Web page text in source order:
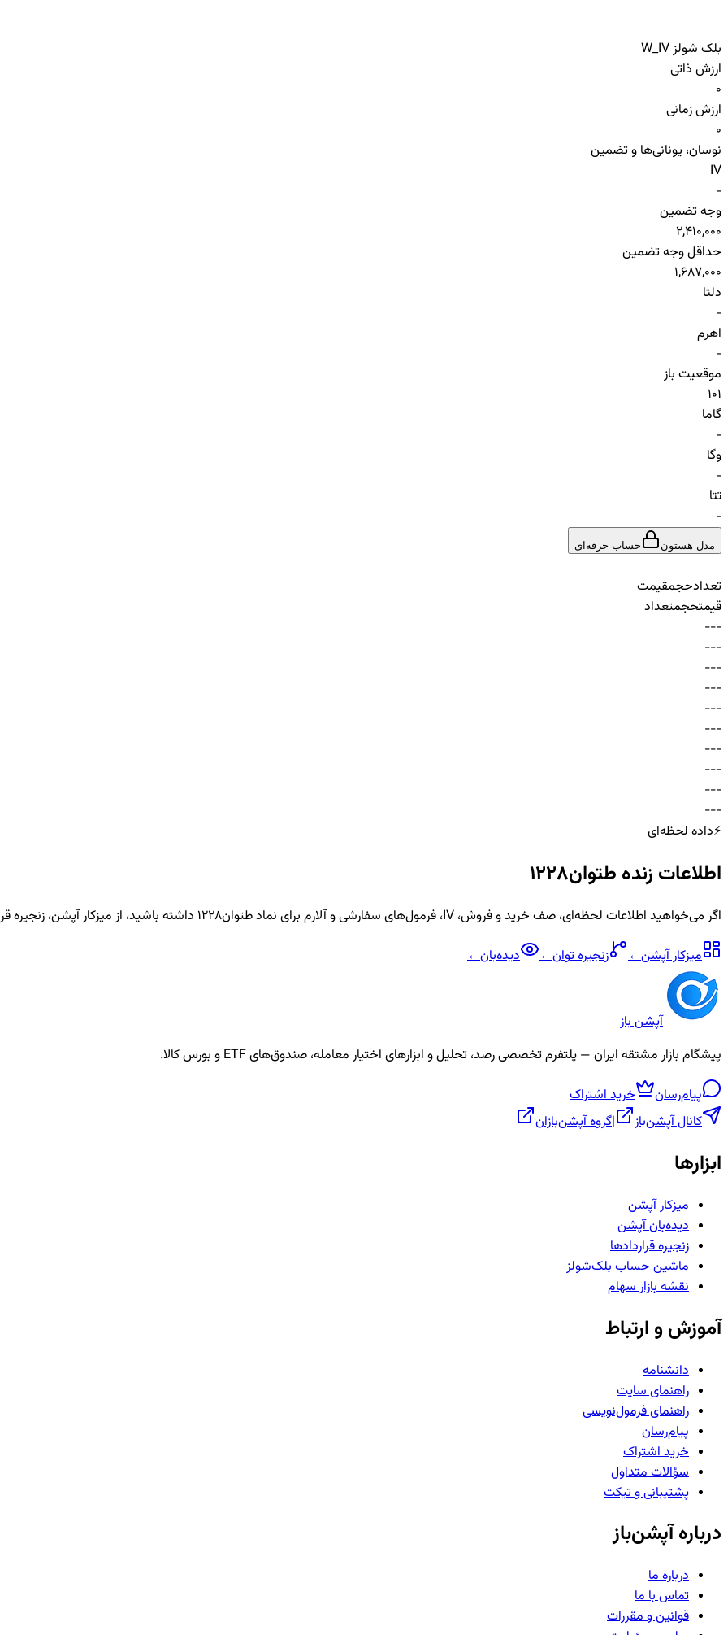
بلک شولز W_IV
ارزش ذاتی
0
ارزش زمانی
0
نوسان، یونانی‌ها و تضمین
IV
-
وجه تضمین
2,410,000
حداقل وجه تضمین
1,687,000
دلتا
-
اهرم
-
موقعیت باز
101
گاما
-
وگا
-
تتا
-
مدل هستون حساب حرفه‌ای
تعدادحجمقیمت
قیمتحجمتعداد
-
-
-
-
-
-
-
-
-
-
-
-
-
-
-
-
-
-
-
-
-
-
-
-
-
-
-
-
-
-
⚡داده لحظه‌ای
اطلاعات زنده طتوان1228
اگر می‌خواهید اطلاعات لحظه‌ای، صف خرید و فروش، IV، فرمول‌های سفارشی و آلارم برای نماد طتوان1228
داشته باشید، از میزکار آپشن، زنجیره
میزکار آپشن← زنجیرهتوان← دیده‌بان←
آپشن باز
پیشگام بازار مشتقه ایران — پلتفرم تخصصی رصد، تحلیل و ابزارهای اختیار معامله، صندوق‌های ETF و بورس کالا.
پیام‌رسان
خرید اشتراک
کانال آپشن‌باز
|گروه آپشن‌بازان
ابزارها
میزکار آپشن
دیده‌بان آپشن
زنجیره قراردادها
ماشین حساب بلک‌شولز
نقشه بازار سهام
آموزش و ارتباط
دانشنامه
راهنمای سایت
راهنمای فرمول‌نویسی
پیام‌رسان
خرید اشتراک
سؤالات متداول
پشتیبانی و تیکت
درباره آپشن‌باز
درباره ما
تماس با ما
قوانین و مقررات